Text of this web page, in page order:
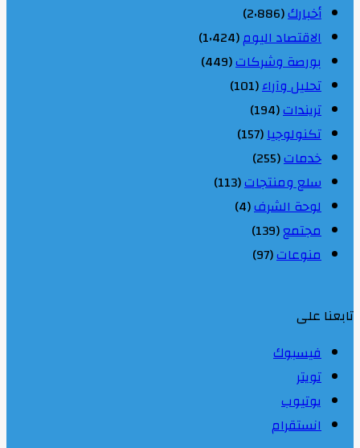
أخبارك(2٬886)
الاقتصاد اليوم(1٬424)
بورصة وشركات(449)
تحليل وآراء(101)
تريندات(194)
تكنولوجيا(157)
خدمات(255)
سلع ومنتجات(113)
لوحة الشرف(4)
مجتمع(139)
منوعات(97)
تابعنا على
فيسبوك
تويتر
يوتيوب
انستقرام